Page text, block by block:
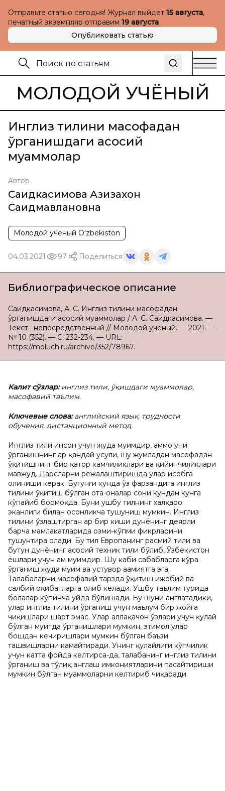
Отправьте статью сегодня! Журнал выйдет 15 августа,
печатный экземпляр отправим 19 августа
Опубликовать статью
МОЛОДОЙ УЧЁНЫЙ
Инглиз тилини масофадан
ўрганишдаги асосий
муаммолар
Автор
Саидкасимова Азизахон
Саидмавлановна
Молодой ученый O'zbekiston
04.03.2021 97 Поделиться
Библиографическое описание
Саидкасимова, А. С. Инглиз тилини масофадан
ўрганишдаги асосий муаммолар / А. С. Саидкасимова. —
Текст : непосредственный // Молодой ученый. — 2021. —
№ 10 (352). — С. 232-234. — URL:
https://moluch.ru/archive/352/78967.
Калит сўзлар:инглиз тили, ўқишдаги муаммолар,
масофавий таълим.
Ключевые слова:английский язык, трудности
обучения, дистанционный метод.
Инглиз тили инсон учун жуда муҳимдир, аммо уни
ўрганишнинг ҳар қандай усули, шу жумладан масофадан
ўқитишнинг бир қатор камчиликлари ва қийинчиликлари
мавжуд. Дарсларни режалаштиришда улар ҳисобга
олиниши керак. Бугунги кунда ўз фарзандига инглиз
тилини ўқитиш бўлган ота-оналар сони кундан кунга
кўпайиб бормоқда. Буни ушбу тилнинг халқаро
эканлиги билан осонликча тушуниш мумкин. Инглиз
тилини ўзлаштирган ҳар бир киши дунёнинг деярли
барча мамлакатларида озми-кўпми фикрларини
тушунтира олади. Бу тил Европанинг расмий тили ва
бутун дунёнинг асосий техник тили бўлиб, Ўзбекистон
ёшлари учун ҳам муҳимдир. Шу каби сабабларга кўра
ўрганиш жуда муҳим ва устувор аҳамиятга эга.
Талабаларни масофавий тарзда ўқитиш ижобий ва
салбий оқибатларга олиб келади. Ушбу таълим турида
болалар кўпинча уйда бўлишади. Бу шуни англатадики,
улар инглиз тилини ўрганиш учун маълум бир жойга
чиқишлари шарт эмас. Улар аллақачон ўзлари учун қулай
бўлган муҳитда ўрганишлари мумкин, эҳтимол улар
бошдан кечиришлари мумкин бўлган баъзи
ташвишларни камайтиради. Унинг қулайлиги кўпчилик
учун катта фойда келтирса-да, талабанинг инглиз тилини
ўрганиш ва тўлиқ англаш имкониятларини пасайтириши
мумкин бўлган муаммоларни келтириб чиқаради.